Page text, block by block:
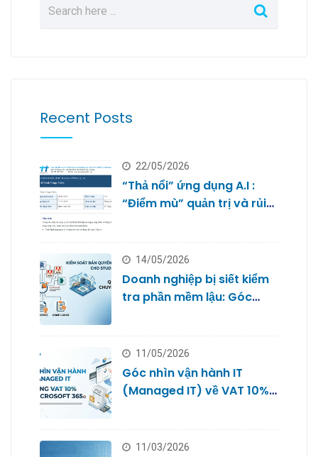
Recent Posts
22/05/2026
“Thả nổi” ứng dụng A.I :
“Điểm mù” quản trị và rủi
14/05/2026
Doanh nghiệp bị siết kiểm
tra phần mềm lậu: Góc
11/05/2026
Góc nhìn vận hành IT
(Managed IT) về VAT 10%
11/03/2026